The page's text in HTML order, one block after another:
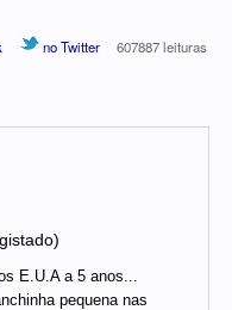
no Twitter 607887 leituras
E.U.A a 5 anos...
pequena nas